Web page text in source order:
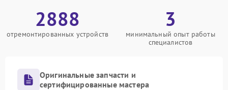
2888
отремонтированных устройств
3
минимальный опыт работы
специалистов
Оригинальные запчасти и
сертифицированные мастера